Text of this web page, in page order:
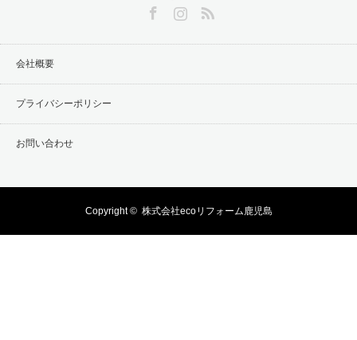
会社概要
プライバシーポリシー
お問い合わせ
Copyright © 株式会社ecoリフォーム鹿児島